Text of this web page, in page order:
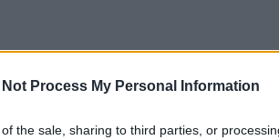
Not Process My Personal Information
the sale, sharing to third parties, or